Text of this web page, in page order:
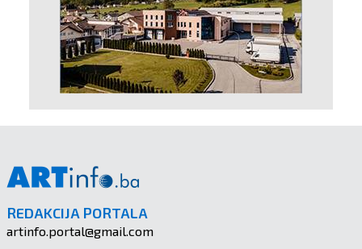
REDAKCIJA PORTALA
artinfo.portal@gmail.com